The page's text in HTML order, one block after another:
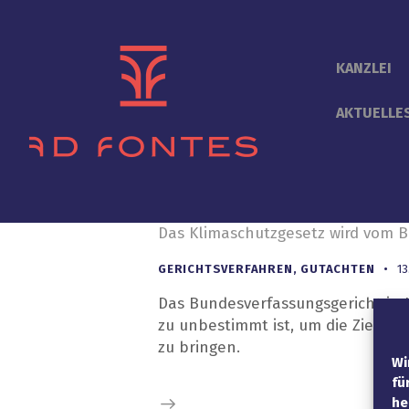
KANZLEI
Das Klimaschutzgesetz wird vom
GERICHTSVERFAHREN , GUTACHTEN
Das Bundesverfassungsgericht
zu unbestimmt ist, um die Ziele
zu bringen.